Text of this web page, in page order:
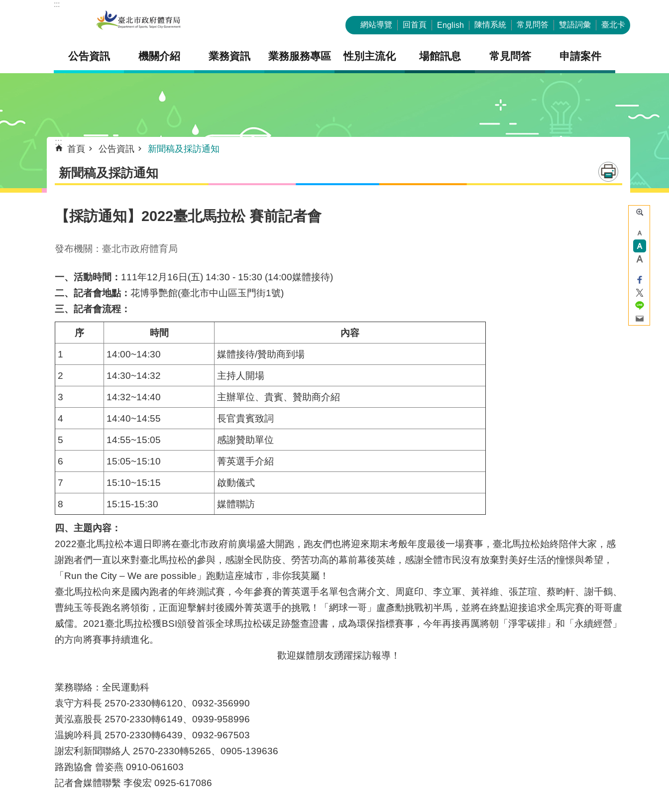
跳到主要內容區塊
:::
網站導覽 回首頁 English 陳情系統 常見問答 雙語詞彙 臺北卡
公告資訊 機關介紹 業務資訊 業務服務專區 性別主流化 場館訊息 常見問答 申請案件
:::
首頁 公告資訊 新聞稿及採訪通知
新聞稿及採訪通知
【採訪通知】2022臺北馬拉松 賽前記者會
發布機關：臺北市政府體育局
一、活動時間： 111年12月16日(五) 14:30 - 15:30 (14:00媒體接待)
二、記者會地點： 花博爭艷館(臺北市中山區玉門街1號)
三、記者會流程：
序 時間
內容
1
14:00~14:30
媒體接待/贊助商到場
2
14:30~14:32
主持人開場
3
14:32~14:40
主辦單位、貴賓、贊助商介紹
4
14:40~14:55
長官貴賓致詞
5
14:55~15:05
感謝贊助單位
6
15:05~15:10
菁英選手介紹
7
15:10~15:15
啟動儀式
8
15:15-15:30 媒體聯訪
四、主題內容：
2022臺北馬拉松本週日即將在臺北市政府前廣場盛大開跑，跑友們也將迎來期末考般年度最後一場賽事，臺北馬拉松始終陪伴大家，感
謝跑者們一直以來對臺北馬拉松的參與，感謝全民防疫、勞苦功高的幕前幕後英雄，感謝全體市民沒有放棄對美好生活的憧憬與希望，
「Run the City – We are possible」跑動這座城市，非你我莫屬！
臺北馬拉松向來是國內跑者的年終測試賽，今年參賽的菁英選手名單包含蔣介文、周庭印、李立軍、黃祥維、張芷瑄、蔡昀軒、謝千鶴、
曹純玉等長跑名將領銜，正面迎擊解封後國外菁英選手的挑戰！「網球一哥」盧彥勳挑戰初半馬，並將在終點迎接追求全馬完賽的哥哥盧
威儒。2021臺北馬拉松獲BSI頒發首張全球馬拉松碳足跡盤查證書，成為環保指標賽事，今年再接再厲將朝「淨零碳排」和「永續經營」
的方向將賽事持續進化。
歡迎媒體朋友踴躍採訪報導！
業務聯絡：全民運動科
袁守方科長 2570-2330轉6120、0932-356990
黃泓嘉股長 2570-2330轉6149、0939-958996
温婉吟科員 2570-2330轉6439、0932-967503
謝宏利新聞聯絡人 2570-2330轉5265、0905-139636
路跑協會 曾姿燕 0910-061603
記者會媒體聯繫 李俊宏 0925-617086